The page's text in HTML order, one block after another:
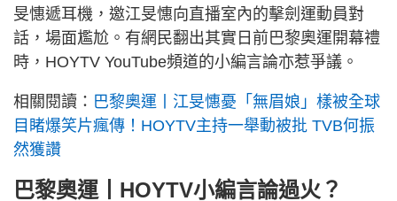
旻憓遞耳機，邀江旻憓向直播室內的擊劍運動員對
話，場面尷尬。有網民翻出其實日前巴黎奧運開幕禮
時，HOYTV YouTube頻道的小編言論亦惹爭議。
相關閱讀： 巴黎奧運丨江旻憓憂「無眉娘」樣被全球
目睹爆笑片瘋傳！HOYTV主持一舉動被批 TVB何振
然獲讚
巴黎奧運丨HOYTV小編言論過火？